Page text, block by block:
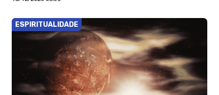
ESPIRITUALIDADE